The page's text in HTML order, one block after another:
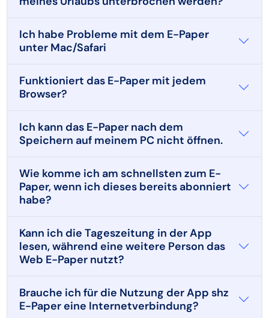
Ich habe Probleme mit dem E-Paper
unter Mac/Safari
Funktioniert das E-Paper mit jedem
Browser?
Ich kann das E-Paper nach dem
Speichern auf meinem PC nicht öffnen.
Wie komme ich am schnellsten zum E-
Paper, wenn ich dieses bereits abonniert
habe?
Kann ich die Tageszeitung in der App
lesen, während eine weitere Person das
Web E-Paper nutzt?
Brauche ich für die Nutzung der App shz
E-Paper eine Internetverbindung?